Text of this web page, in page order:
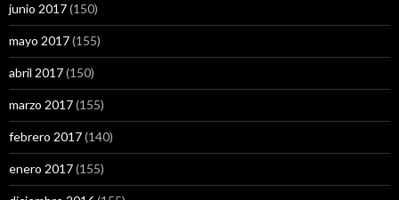
junio 2017(150)
mayo 2017(155)
abril 2017(150)
marzo 2017(155)
febrero 2017(140)
enero 2017(155)